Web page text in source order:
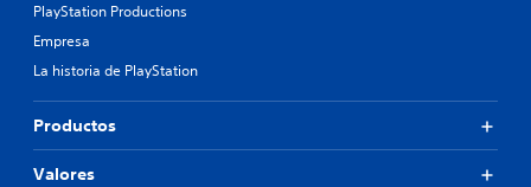
PlayStation Productions
Empresa
La historia de PlayStation
Productos
Valores